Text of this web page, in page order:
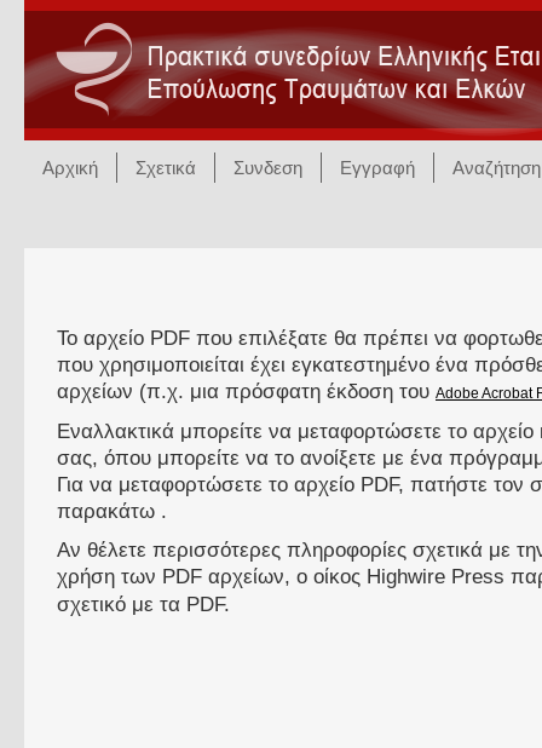
Αρχική Σχετικά Συνδεση Εγγραφή Αναζήτηση
Το αρχείο PDF που επιλέξατε θα πρέπει να
που χρησιμοποιείται έχει εγκατεστημένο ένα
αρχείων (π.χ. μια πρόσφατη έκδοση του Adobe Acrobat
Εναλλακτικά μπορείτε να μεταφορτώσετε το
σας, όπου μπορείτε να το ανοίξετε με ένα
Για να μεταφορτώσετε το αρχείο PDF, πατήστε
παρακάτω .
Αν θέλετε περισσότερες πληροφορίες σχετικά με
χρήση των PDF αρχείων, ο οίκος Highwire Press
σχετικό με τα PDF.